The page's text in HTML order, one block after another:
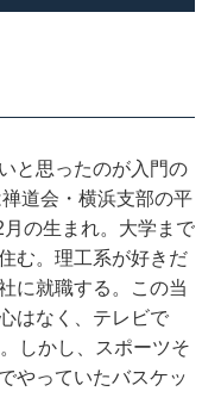
と思ったのが入門の
道会・横浜支部の平
の生まれ。大学まで
む。理工系が好きだ
に就職する。この当
はなく、テレビで
しかし、スポーツそ
やっていたバスケッ